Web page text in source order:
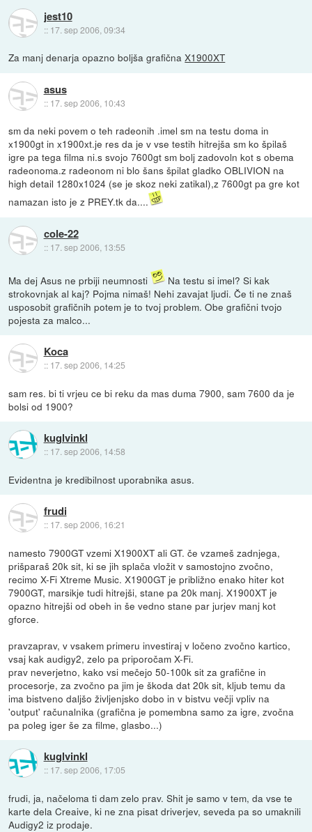
jest10
:: 17. sep 2006, 09:34
Za manj denarja opazno boljša grafičnaX1900XT
asus
:: 17. sep 2006, 10:43
sm da neki povem o teh radeonih .imel sm na testu doma in
x1900gt in x1900xt.je res da je v vse testih hitrejša sm ko špilaš
igre pa tega filma ni.s svojo 7600gt sm bolj zadovoln kot s obema
radeonoma.z radeonom ni blo šans špilat gladko OBLIVION na
high detail 1280x1024 (se je skoz neki zatikal),z 7600gt pa gre kot
namazan isto je z PREY.tk da....
cole-22
:: 17. sep 2006, 13:55
Ma dej Asus ne prbiji neumnosti
Na testu si imel? Si kak
strokovnjak al kaj? Pojma nimaš! Nehi zavajat ljudi. Če ti ne znaš
usposobit grafičnih potem je to tvoj problem. Obe grafični tvojo
pojesta za malco...
Koca
:: 17. sep 2006, 14:25
sam res. bi ti vrjeu ce bi reku da mas duma 7900, sam 7600 da je
bolsi od 1900?
kuglvinkl
:: 17. sep 2006, 14:58
Evidentna je kredibilnost uporabnika asus.
frudi
:: 17. sep 2006, 16:21
namesto 7900GT vzemi X1900XT ali GT. če vzameš zadnjega,
prišparaš 20k sit, ki se jih splača vložit v samostojno zvočno,
recimo X-Fi Xtreme Music. X1900GT je približno enako hiter kot
7900GT, marsikje tudi hitrejši, stane pa 20k manj. X1900XT je
opazno hitrejši od obeh in še vedno stane par jurjev manj kot
gforce.
pravzaprav, v vsakem primeru investiraj v ločeno zvočno kartico,
vsaj kak audigy2, zelo pa priporočam X-Fi.
prav neverjetno, kako vsi mečejo 50-100k sit za grafične in
procesorje, za zvočno pa jim je škoda dat 20k sit, kljub temu da
ima bistveno daljšo življenjsko dobo in v bistvu večji vpliv na
'output' računalnika (grafična je pomembna samo za igre, zvočna
pa poleg iger še za filme, glasbo...)
kuglvinkl
:: 17. sep 2006, 17:05
frudi, ja, načeloma ti dam zelo prav. Shit je samo v tem, da vse te
karte dela Creaive, ki ne zna pisat driverjev, seveda pa so umaknili
Audigy2 iz prodaje.